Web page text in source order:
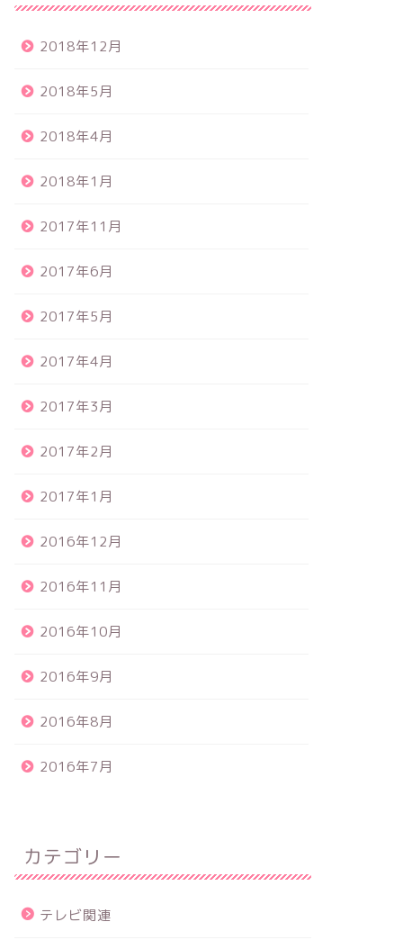
2018年12月
2018年5月
2018年4月
2018年1月
2017年11月
2017年6月
2017年5月
2017年4月
2017年3月
2017年2月
2017年1月
2016年12月
2016年11月
2016年10月
2016年9月
2016年8月
2016年7月
カテゴリー
テレビ関連